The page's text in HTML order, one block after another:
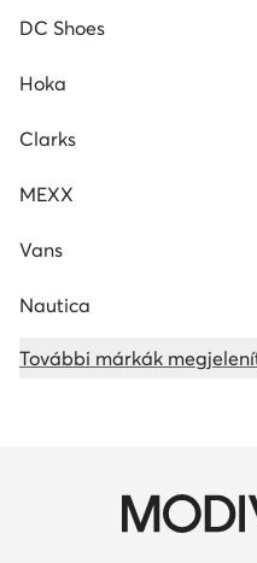
DC Shoes
Hoka
Clarks
MEXX
Vans
Nautica
További márkák